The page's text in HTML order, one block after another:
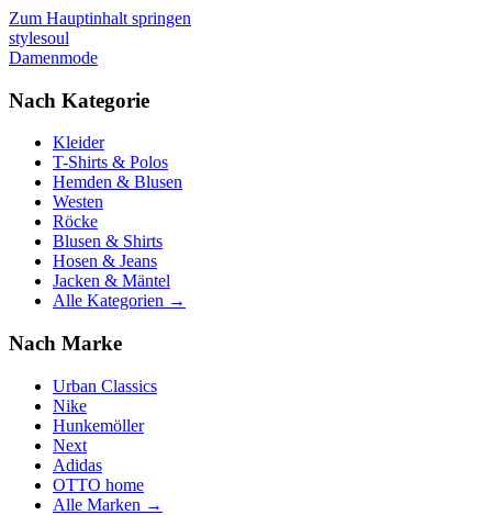
Zum Hauptinhalt springen
stylesoul
Damenmode
Nach Kategorie
Kleider
T-Shirts & Polos
Hemden & Blusen
Westen
Röcke
Blusen & Shirts
Hosen & Jeans
Jacken & Mäntel
Alle Kategorien →
Nach Marke
Urban Classics
Nike
Hunkemöller
Next
Adidas
OTTO home
Alle Marken →